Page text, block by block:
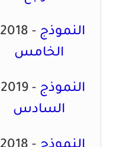
2018 - النموذج
2019 - النموذج